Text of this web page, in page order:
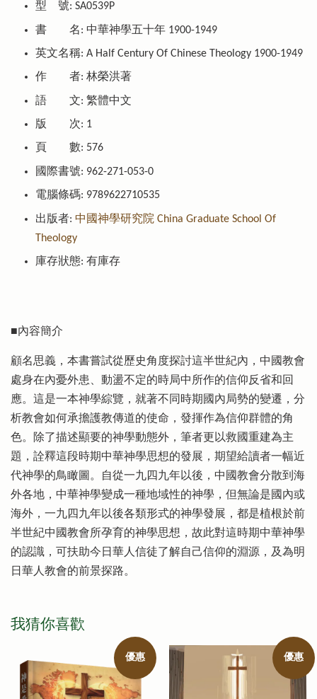
型 號: SA0539P
書 名: 中華神學五十年 1900-1949
英文名稱: A Half Century Of Chinese Theology 1900-1949
作 者: 林榮洪著
語 文: 繁體中文
版 次: 1
頁 數: 576
國際書號: 962-271-053-0
電腦條碼: 9789622710535
出版者: 中國神學研究院 China Graduate School Of
Theology
庫存狀態: 有庫存
■內容簡介
顧名思義，本書嘗試從歷史角度探討這半世紀內，中國教會
處身在內憂外患、動盪不定的時局中所作的信仰反省和回
應。這是一本神學綜覽，就著不同時期國內局勢的變遷，分
析教會如何承擔護教傳道的使命，發揮作為信仰群體的角
色。除了描述顯要的神學動態外，筆者更以救國重建為主
題，詮釋這段時期中華神學思想的發展，期望給讀者一幅近
代神學的鳥瞰圖。自從一九四九年以後，中國教會分散到海
外各地，中華神學變成一種地域性的神學，但無論是國內或
海外，一九四九年以後各類形式的神學發展，都是植根於前
半世紀中國教會所孕育的神學思想，故此對這時期中華神學
的認識，可扶助今日華人信徒了解自己信仰的淵源，及為明
日華人教會的前景探路。
我猜你喜歡
優惠 優惠